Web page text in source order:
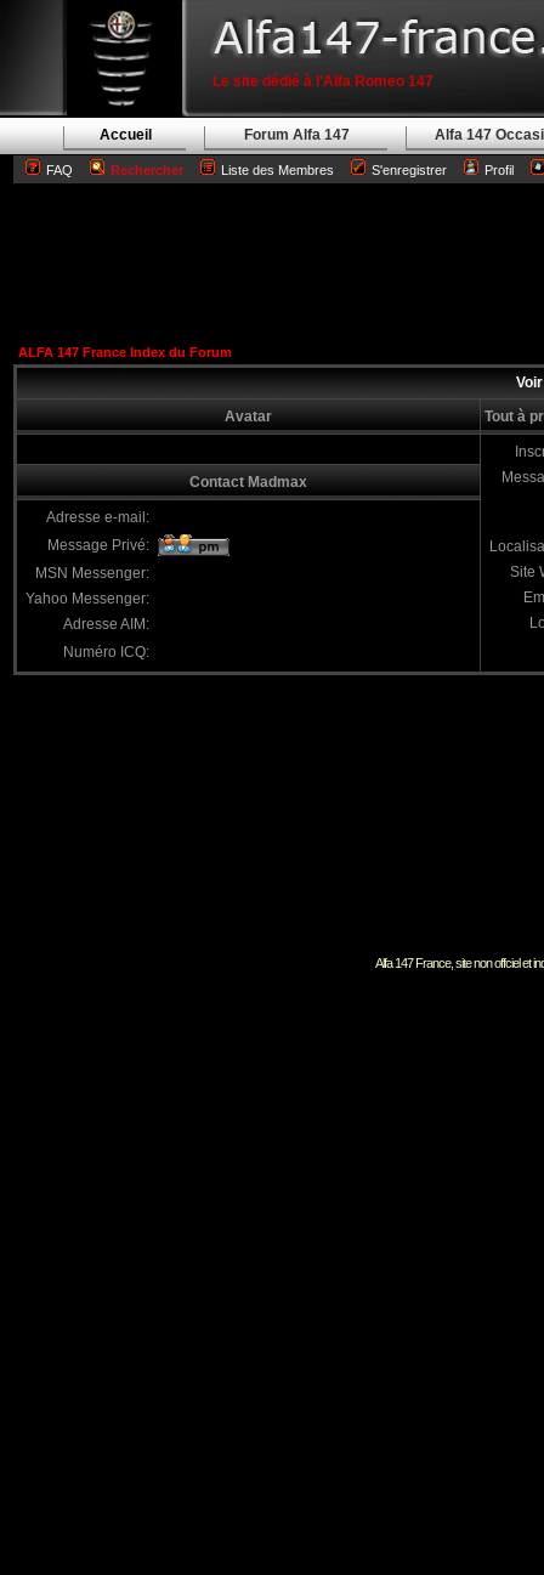
Le site dédié à l'Alfa Romeo 147
Accueil Forum Alfa 147 Alfa 147
FAQ Rechercher Liste des Membres S'enregistrer Profil
ALFA 147 France Index du Forum
Avatar
Tout à
Site
Contact Madmax
Adresse e-mail:
Message Privé:
MSN Messenger:
Yahoo Messenger:
Adresse AIM:
Numéro ICQ:
Alfa 147 France, site non offciel et